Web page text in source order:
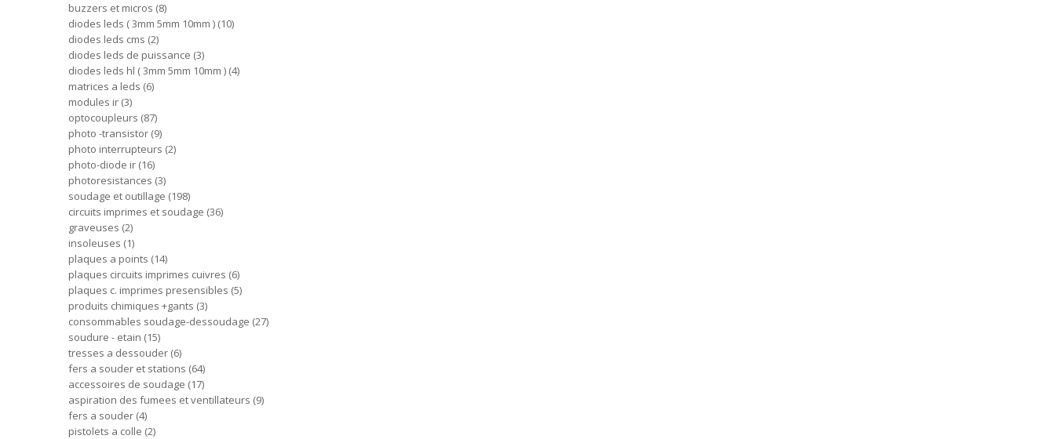
buzzers et micros 8
diodes leds ( 3mm 5mm 10mm ) 10
diodes leds cms 2
diodes leds de puissance 3
diodes leds hl ( 3mm 5mm 10mm ) 4
matrices a leds 6
modules ir 3
optocoupleurs 87
photo -transistor 9
photo interrupteurs 2
photo-diode ir 16
photoresistances 3
soudage et outillage 198
circuits imprimes et soudage 36
graveuses 2
insoleuses 1
plaques a points 14
plaques circuits imprimes cuivres 6
plaques c. imprimes presensibles 5
produits chimiques +gants 3
consommables soudage-dessoudage 27
soudure - etain 15
tresses a dessouder 6
fers a souder et stations 64
accessoires de soudage 17
aspiration des fumees et ventillateurs 9
fers a souder 4
pistolets a colle 2